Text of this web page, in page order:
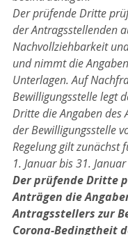
Der prüfende Dritte
der Antragsstellenden
Nachvollziehbarkeit
und nimmt die
Unterlagen. Auf
Bewilligungsstelle legt
Dritte die Angaben des
der Bewilligungsstelle
Regelung gilt zunächst
1. Januar bis 31.
Der prüfende Dritte
Anträgen die
Antragsstellers zur
Corona-Bedingtheit